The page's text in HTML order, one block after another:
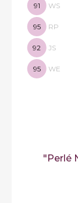
91 WS
95 RP
92 JS
95 WE
"Perlé